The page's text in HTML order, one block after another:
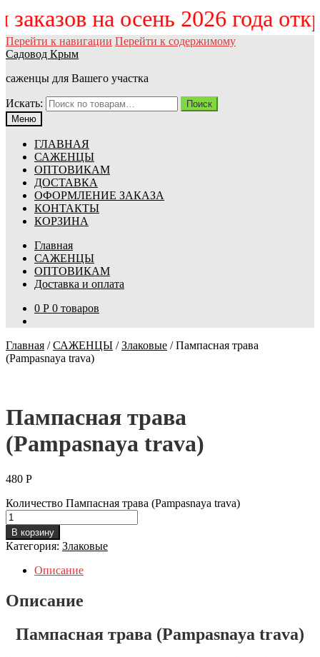
заказов на осень 2026 года
Перейти к навигации Перейти к содержимому
Садовод Крым
саженцы для Вашего участка
Искать:
Поиск
Меню
ГЛАВНАЯ
САЖЕНЦЫ
ОПТОВИКАМ
ДОСТАВКА
ОФОРМЛЕНИЕ ЗАКАЗА
КОНТАКТЫ
КОРЗИНА
Главная
САЖЕНЦЫ
ОПТОВИКАМ
Доставка и оплата
0 Р 0 товаров
Главная /САЖЕНЦЫ /Злаковые /Пампасная трава
(Pampasnaya trava)
Пампасная трава
(Pampasnaya trava)
480 Р
Количество Пампасная трава (Pampasnaya trava)
В корзину
Категория: Злаковые
Описание
Описание
Пампасная трава (Pampasnaya trava)